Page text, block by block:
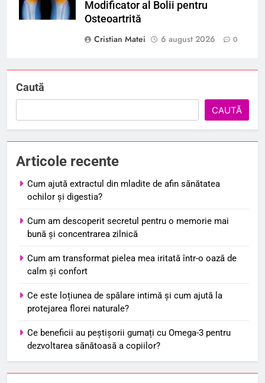
Modificator al Bolii pentru
Osteoartrită
Cristian Matei
6 august 2026 0
Caută
CAUTĂ
Articole recente
Cum ajută extractul din mladite de afin sănătatea
ochilor și digestia?
Cum am descoperit secretul pentru o memorie mai
bună și concentrarea zilnică
Cum am transformat pielea mea iritată într-o oază de
calm și confort
Ce este loțiunea de spălare intimă și cum ajută la
protejarea florei naturale?
Ce beneficii au peștișorii gumați cu Omega-3 pentru
dezvoltarea sănătoasă a copiilor?